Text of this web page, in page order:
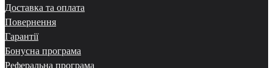
Доставка та оплата
Повернення
Гарантії
Бонусна програма
Реферальна програма